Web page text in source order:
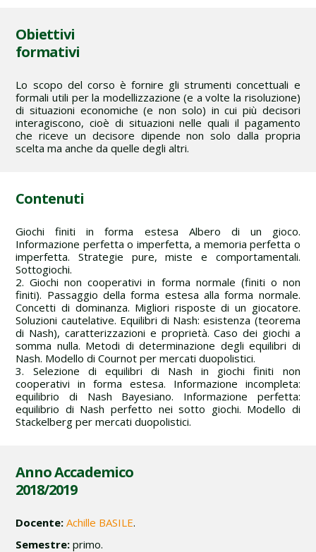
Obiettivi
formativi
Lo scopo del corso è fornire gli strumenti concettuali e
formali utili per la modellizzazione (e a volte la risoluzione)
di situazioni economiche (e non solo) in cui più decisori
interagiscono, cioè di situazioni nelle quali il pagamento
che riceve un decisore dipende non solo dalla propria
scelta ma anche da quelle degli altri.
Contenuti
Giochi finiti in forma estesa Albero di un gioco.
Informazione perfetta o imperfetta, a memoria perfetta o
imperfetta. Strategie pure, miste e comportamentali.
Sottogiochi.
2. Giochi non cooperativi in forma normale (finiti o non
finiti). Passaggio della forma estesa alla forma normale.
Concetti di dominanza. Migliori risposte di un giocatore.
Soluzioni cautelative. Equilibri di Nash: esistenza (teorema
di Nash), caratterizzazioni e proprietà. Caso dei giochi a
somma nulla. Metodi di determinazione degli equilibri di
Nash. Modello di Cournot per mercati duopolistici.
3. Selezione di equilibri di Nash in giochi finiti non
cooperativi in forma estesa. Informazione incompleta:
equilibrio di Nash Bayesiano. Informazione perfetta:
equilibrio di Nash perfetto nei sotto giochi. Modello di
Stackelberg per mercati duopolistici.
Anno Accademico
2018/2019
Docente: Achille BASILE.
Semestre: primo.